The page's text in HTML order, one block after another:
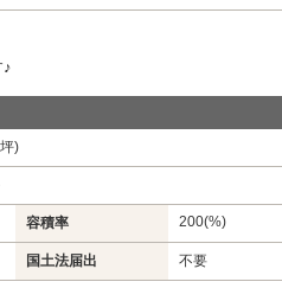
)
容積率 200(%)
国土法届出 不要